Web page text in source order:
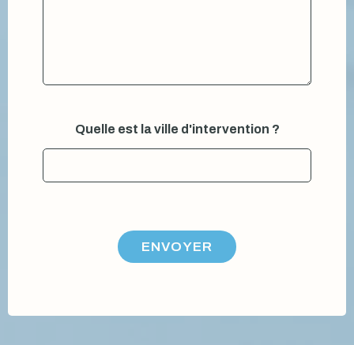
t
*
Quelle est la ville d'intervention ?
ENVOYER